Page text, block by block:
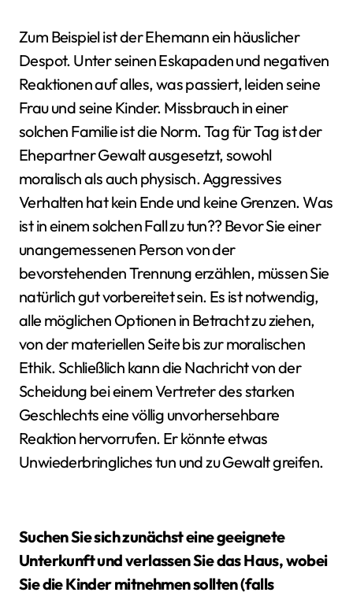
Zum Beispiel ist der Ehemann ein häuslicher
Despot. Unter seinen Eskapaden und negativen
Reaktionen auf alles, was passiert, leiden seine
Frau und seine Kinder. Missbrauch in einer
solchen Familie ist die Norm. Tag für Tag ist der
Ehepartner Gewalt ausgesetzt, sowohl
moralisch als auch physisch. Aggressives
Verhalten hat kein Ende und keine Grenzen. Was
ist in einem solchen Fall zu tun?? Bevor Sie einer
unangemessenen Person von der
bevorstehenden Trennung erzählen, müssen Sie
natürlich gut vorbereitet sein. Es ist notwendig,
alle möglichen Optionen in Betracht zu ziehen,
von der materiellen Seite bis zur moralischen
Ethik. Schließlich kann die Nachricht von der
Scheidung bei einem Vertreter des starken
Geschlechts eine völlig unvorhersehbare
Reaktion hervorrufen. Er könnte etwas
Unwiederbringliches tun und zu Gewalt greifen.
Suchen Sie sich zunächst eine geeignete
Unterkunft und verlassen Sie das Haus, wobei
Sie die Kinder mitnehmen sollten (falls